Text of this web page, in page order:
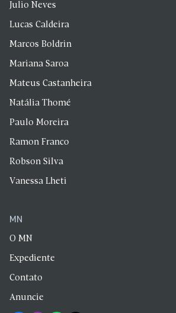
Julio Neves
Lucas Caldeira
Marcos Boldrin
Mariana Saroa
Mateus Castanheira
Natália Thomé
Paulo Moreira
Ramon Franco
Robson Silva
Vanessa Lheti
MN
O MN
Expediente
Contato
Anuncie